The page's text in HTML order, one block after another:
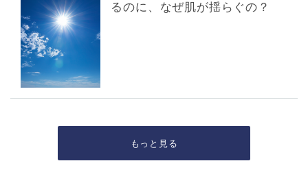
るのに、なぜ肌が揺らぐの？
もっと見る